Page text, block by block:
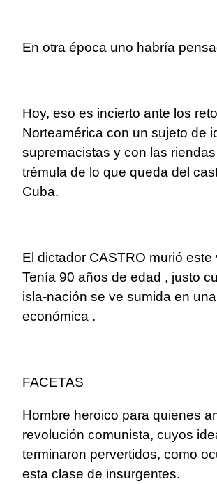
En otra época uno habría
Hoy, eso es incierto ante los
Norteamérica con un sujeto de
supremacistas y con las
trémula de lo que queda del
Cuba.
El dictador CASTRO murió este
Tenía 90 años de edad , justo
isla-nación se ve sumida en
económica .
FACETAS
Hombre heroico para quienes
revolución comunista, cuyos
terminaron pervertidos, como
esta clase de insurgentes.